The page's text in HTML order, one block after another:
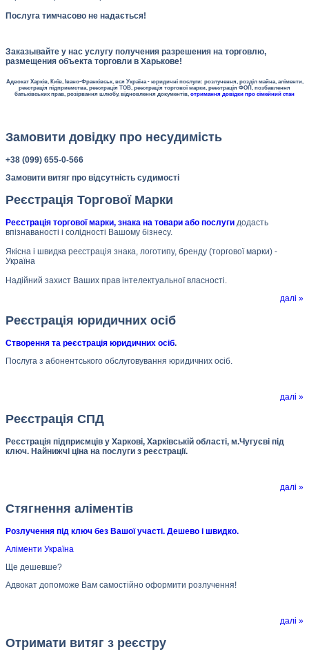
Послуга тимчасово не надається!
Заказывайте у нас услугу получения разрешения на торговлю,
размещения объекта торговли в Харькове!
Адвокат Харків, Київ, Івано-Франківськ, вся Україна - юридичні послуги: розлучення, розділ майна, аліменти,
реєстрація підприємства, реєстрація ТОВ, реєстрація торгової марки, реєстрація ФОП, позбавлення
батьківських прав, розірвання шлюбу, відновлення документів, отримання довідки про сімейний стан
Замовити довідку про несудимість
+38 (099) 655-0-566
Замовити витяг про відсутність судимості
Реєстрація Торгової Марки
Реєстрація торгової марки, знака на товари або послуги додасть
впізнаваності і солідності Вашому бізнесу.
Якісна і швидка реєстрація знака, логотипу, бренду (торгової марки) -
Україна
Надійний захист Ваших прав інтелектуальної власності.
далі »
Реєстрація юридичних осіб
Створення та реєстрація юридичних осіб.
Послуга з абонентського обслуговування юридичних осіб.
далі »
Реєстрація СПД
Реєстрація підприємців у Харкові, Харківській області, м.Чугуєві під
ключ. Найнижчі ціна на послуги з реєстрації.
далі »
Стягнення аліментів
Розлучення під ключ без Вашої участі. Дешево і швидко.
Аліменти Україна
Ще дешевше?
Адвокат допоможе Вам самостійно оформити розлучення!
далі »
Отримати витяг з реєстру